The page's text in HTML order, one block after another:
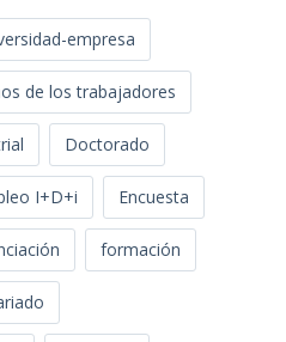
empresa
de los trabajadores
Doctorado
I+D+i Encuesta
formación